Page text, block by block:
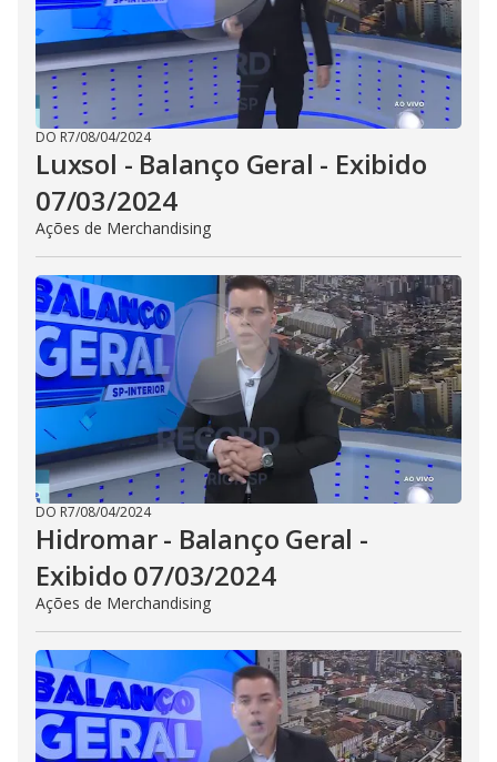
DO R7/08/04/2024
Luxsol - Balanço Geral - Exibido
07/03/2024
Ações de Merchandising
DO R7/08/04/2024
Hidromar - Balanço Geral -
Exibido 07/03/2024
Ações de Merchandising